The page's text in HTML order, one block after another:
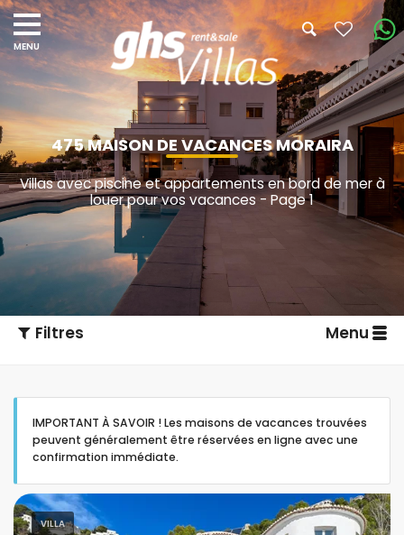
475 MAISON DE VACANCES MORAIRA
Villas avec piscine et appartements en bord de mer à
louer pour vos vacances - Page 1
Filtres Menu
Type d'hébergement
IMPORTANT À SAVOIR ! Les maisons de vacances trouvées
peuvent généralement être réservées en ligne avec une
confirmation immédiate.
VILLA